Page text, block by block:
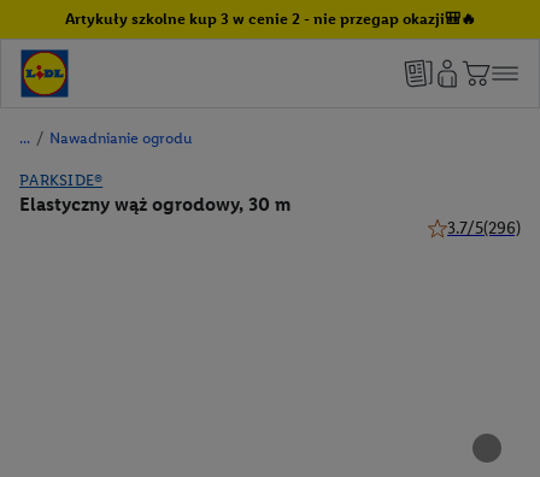
Artykuły szkolne kup 3 w cenie 2 - nie przegap okazji🎒🔥
/ Nawadnianie ogrodu
PARKSIDE®
Elastyczny wąż ogrodowy, 30 m
3.7/5(296)